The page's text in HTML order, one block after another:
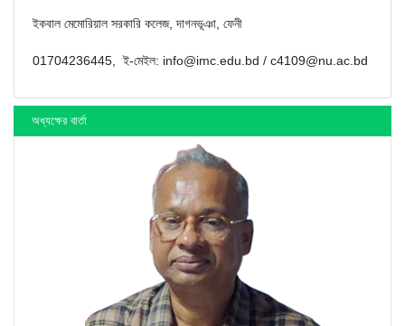
ইকবাল মেমোরিয়াল সরকারি কলেজ, দাগনভূঞা, ফেনী
01704236445, ই-মেইল: info@imc.edu.bd / c4109@nu.ac.bd
অধ্যক্ষের বার্তা